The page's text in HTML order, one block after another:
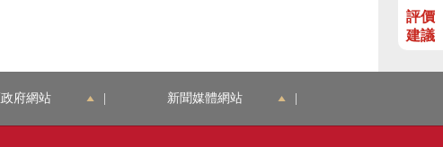
評價
建議
府網站 新聞媒體網站